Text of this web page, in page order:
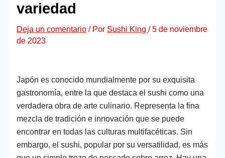
variedad
Deja un comentario / Por Sushi King/5 de noviembre
de 2023
Japón es conocido mundialmente por su exquisita
gastronomía, entre la que destaca el sushi como una
verdadera obra de arte culinario. Representa la fina
mezcla de tradición e innovación que se puede
encontrar en todas las culturas multifacéticas. Sin
embargo, el sushi, popular por su versatilidad, es más